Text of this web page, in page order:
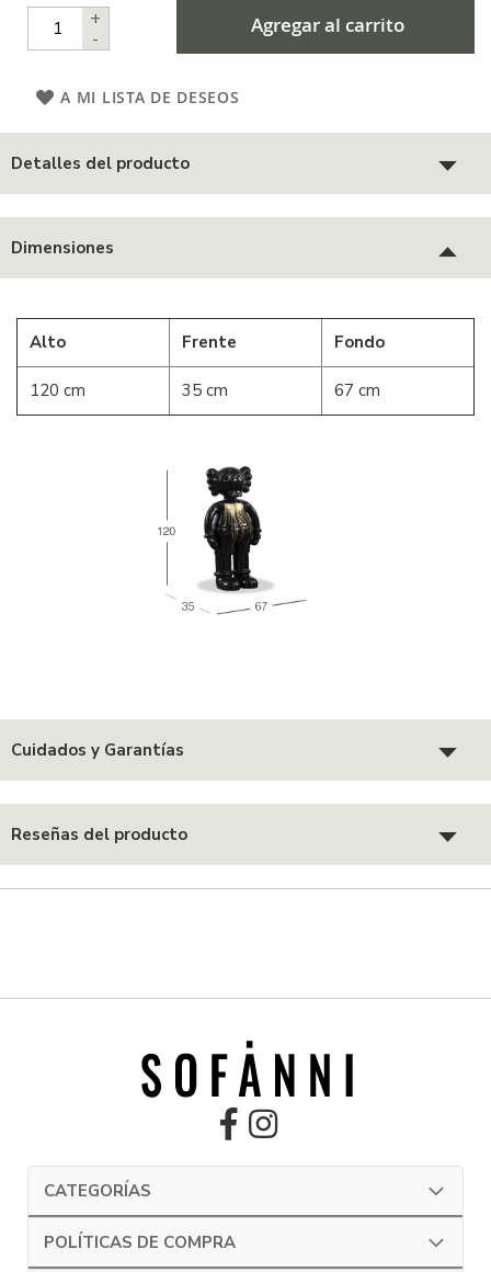
+
-
Agregar al carrito
A MI LISTA DE DESEOS
Detalles del producto
Dimensiones
Alto Frente Fondo
120 cm 35 cm 67 cm
Cuidados y Garantías
Reseñas del producto
CATEGORÍAS
POLÍTICAS DE COMPRA